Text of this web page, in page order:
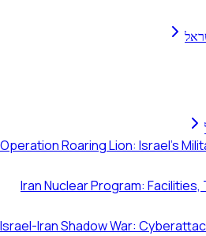
Operation Roaring Lion: Israel's
Iran Nuclear Program:
Israel-Iran Shadow War: